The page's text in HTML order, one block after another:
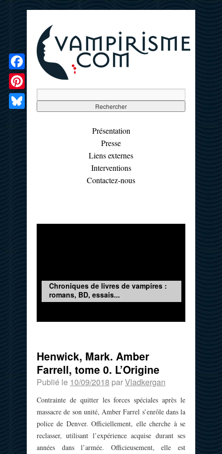
Présentation
Presse
Liens externes
Interventions
Contactez-nous
Chroniques de livres de vampires :
romans, BD, essais...
Henwick, Mark. Amber
Farrell, tome 0. L’Origine
Publié le 10/09/2018 parVladkergan
Contrainte de quitter les forces spéciales après le
massacre de son unité, Amber Farrel s’enrôle dans la
police de Denver. Officiellement, elle cherche à se
reclasser, utilisant l’expérience acquise durant ses
années dans l’armée. Officieusement, elle est
Facebook
Pinterest
Bluesky